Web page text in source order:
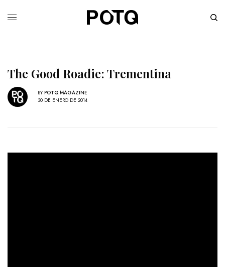
The Good Roadie: Trementina
BY POTQ MAGAZINE
30 DE ENERO DE 2014